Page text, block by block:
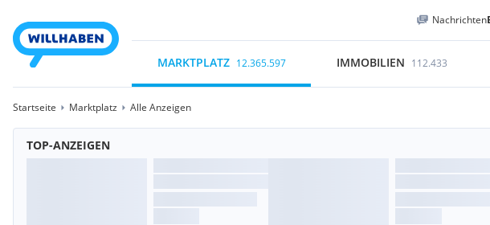
Nachrichten
MARKTPLATZ 12.365.597 IMMOBILIEN 112.433
Startseite Marktplatz Alle Anzeigen
TOP-ANZEIGEN